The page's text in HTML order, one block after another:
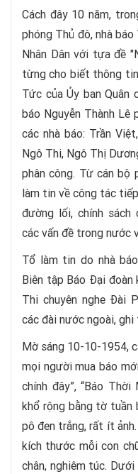
Cách đây 10 năm,
phóng Thủ đô, nhà
Nhân Dân với tựa đề
từng cho biết thông
Tức của Ủy ban Quân
báo Nguyễn Thành Lê
các nhà báo: Trần
Ngô Thi, Ngô Thị
phân công. Từ cán bộ
làm tin về công tác
đường lối, chính sách
các vấn đề trong nước
Tổ làm tin do nhà
Biên tập Báo Đại
Thi chuyên nghe Đài
các đài nước ngoài, ghi
Mờ sáng 10-10-1954,
mọi người mua báo
chính đây”, “Báo
khổ rộng bằng tờ tuần
pô đen trắng, rất ít
kích thước mỗi con
chân, nghiêm túc.